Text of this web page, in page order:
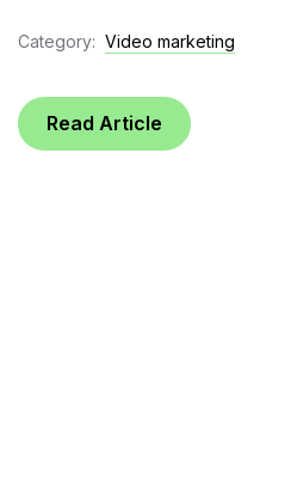
Category: Video marketing
Read Article